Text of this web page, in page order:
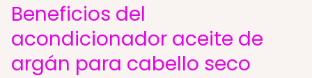
Beneficios del
acondicionador aceite de
argán para cabello seco